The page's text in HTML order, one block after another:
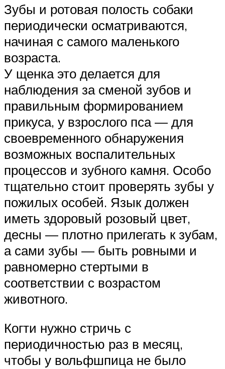
Зубы и ротовая полость собаки
периодически осматриваются,
начиная с самого маленького
возраста.
У щенка это делается для
наблюдения за сменой зубов и
правильным формированием
прикуса, у взрослого пса — для
своевременного обнаружения
возможных воспалительных
процессов и зубного камня. Особо
тщательно стоит проверять зубы у
пожилых особей. Язык должен
иметь здоровый розовый цвет,
десны — плотно прилегать к зубам,
а сами зубы — быть ровными и
равномерно стертыми в
соответствии с возрастом
животного.
Когти нужно стричь с
периодичностью раз в месяц,
чтобы у вольфшпица не было